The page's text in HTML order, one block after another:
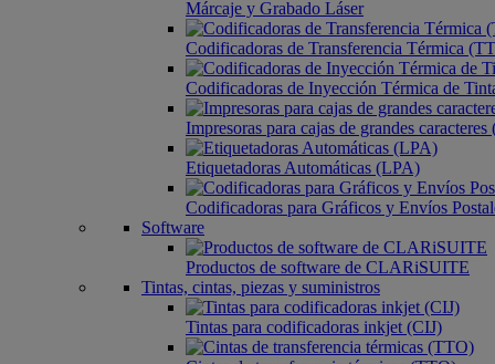
Márcaje y Grabado Láser
Codificadoras de Transferencia Térmica
Codificadoras de Inyección Térmica de
Impresoras para cajas de grandes
Etiquetadoras Automáticas (LPA)
Codificadoras para Gráficos y Envíos
Software
Productos de software de CLARiSUITE
Tintas, cintas, piezas y suministros
Tintas para codificadoras inkjet (CIJ)